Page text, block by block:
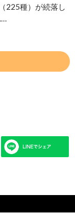
225種）が続落し